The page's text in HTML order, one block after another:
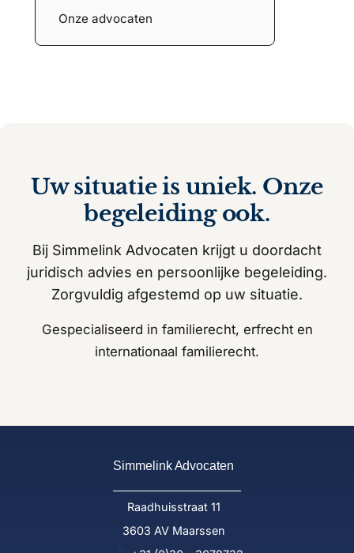
Onze advocaten
Uw situatie is uniek. Onze
begeleiding ook.
Bij Simmelink Advocaten krijgt u doordacht
juridisch advies en persoonlijke begeleiding.
Zorgvuldig afgestemd op uw situatie.
Gespecialiseerd in familierecht, erfrecht en
internationaal familierecht.
Simmelink Advocaten
Raadhuisstraat 11
3603 AV Maarssen